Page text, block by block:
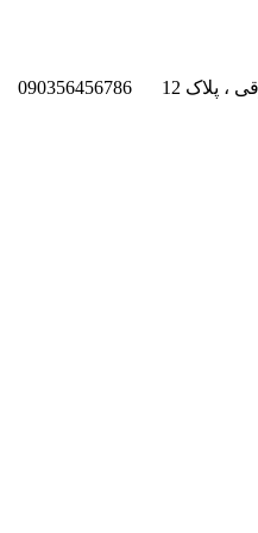
090356456786